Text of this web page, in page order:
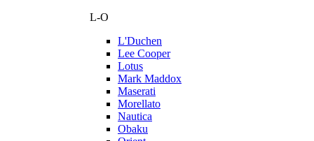
L-O
L'Duchen
Lee Cooper
Lotus
Mark Maddox
Maserati
Morellato
Nautica
Obaku